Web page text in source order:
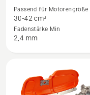
Husqvarna
Trimmerkopf
S35
anzeigen,
Passend für Motorengröße
30-42 cm³
Fadenstärke Min
2,4 mm